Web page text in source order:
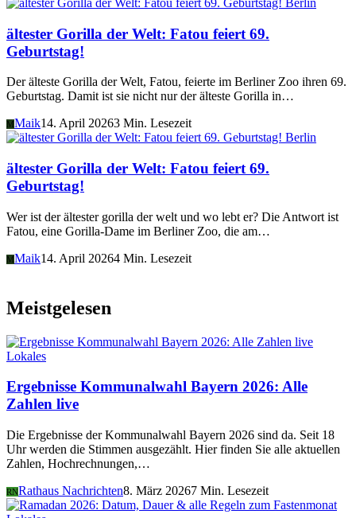
ältester Gorilla der Welt: Fatou feiert 69.
Geburtstag!
Der älteste Gorilla der Welt, Fatou, feierte im Berliner Zoo ihren 69.
Geburtstag. Damit ist sie nicht nur der älteste Gorilla in…
M Maik14. April 20263 Min. Lesezeit
Berlin
ältester Gorilla der Welt: Fatou feiert 69.
Geburtstag!
Wer ist der ältester gorilla der welt und wo lebt er? Die Antwort ist
Fatou, eine Gorilla-Dame im Berliner Zoo, die am…
MMaik14. April 20264 Min. Lesezeit
Meistgelesen
Lokales
Ergebnisse Kommunalwahl Bayern 2026: Alle
Zahlen live
Die Ergebnisse der Kommunalwahl Bayern 2026 sind da. Seit 18
Uhr werden die Stimmen ausgezählt. Hier finden Sie alle aktuellen
Zahlen, Hochrechnungen,…
RNRathaus Nachrichten8. März 20267 Min. Lesezeit